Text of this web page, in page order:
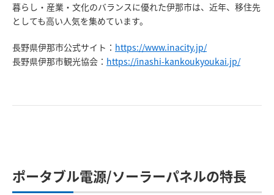
暮らし・産業・文化のバランスに優れた伊那市は、近年、移住先
としても高い人気を集めています。
長野県伊那市公式サイト： https://www.inacity.jp/
長野県伊那市観光協会： https://inashi-kankoukyoukai.jp/
ポータブル電源/ソーラーパネルの特長